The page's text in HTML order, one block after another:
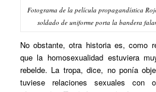
Fotograma de la película propagandística
soldado de uniforme porta la bandera
No obstante, otra historia es, como
que la homosexualidad estuviera
rebelde. La tropa, dice, no ponía
tuviese relaciones sexuales